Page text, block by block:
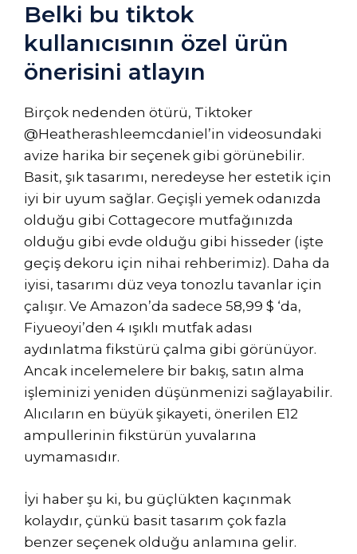
Belki bu tiktok
kullanıcısının özel ürün
önerisini atlayın
Birçok nedenden ötürü, Tiktoker
@Heatherashleemcdaniel’in videosundaki
avize harika bir seçenek gibi görünebilir.
Basit, şık tasarımı, neredeyse her estetik için
iyi bir uyum sağlar. Geçişli yemek odanızda
olduğu gibi Cottagecore mutfağınızda
olduğu gibi evde olduğu gibi hisseder (işte
geçiş dekoru için nihai rehberimiz). Daha da
iyisi, tasarımı düz veya tonozlu tavanlar için
çalışır. Ve Amazon’da sadece 58,99 $ ‘da,
Fiyueoyi’den 4 ışıklı mutfak adası
aydınlatma fikstürü çalma gibi görünüyor.
Ancak incelemelere bir bakış, satın alma
işleminizi yeniden düşünmenizi sağlayabilir.
Alıcıların en büyük şikayeti, önerilen E12
ampullerinin fikstürün yuvalarına
uymamasıdır.
İyi haber şu ki, bu güçlükten kaçınmak
kolaydır, çünkü basit tasarım çok fazla
benzer seçenek olduğu anlamına gelir.